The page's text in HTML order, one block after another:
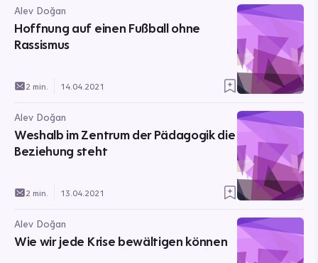
Alev Doğan
Hoffnung auf einen Fußball ohne
Rassismus
2 min. 14.04.2021
Alev Doğan
Weshalb im Zentrum der Pädagogik die
Beziehung steht
2 min. 13.04.2021
Alev Doğan
Wie wir jede Krise bewältigen können